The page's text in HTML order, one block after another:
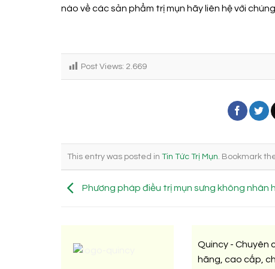
nào về các sản phẩm trị mụn hãy liên hệ với
Post Views: 2.669
This entry was posted in Tin Tức Trị Mụn . Bookmark
Phương pháp điều trị mụn sưng không nhân
Quincy - Chuyên
hãng, cao cấp,